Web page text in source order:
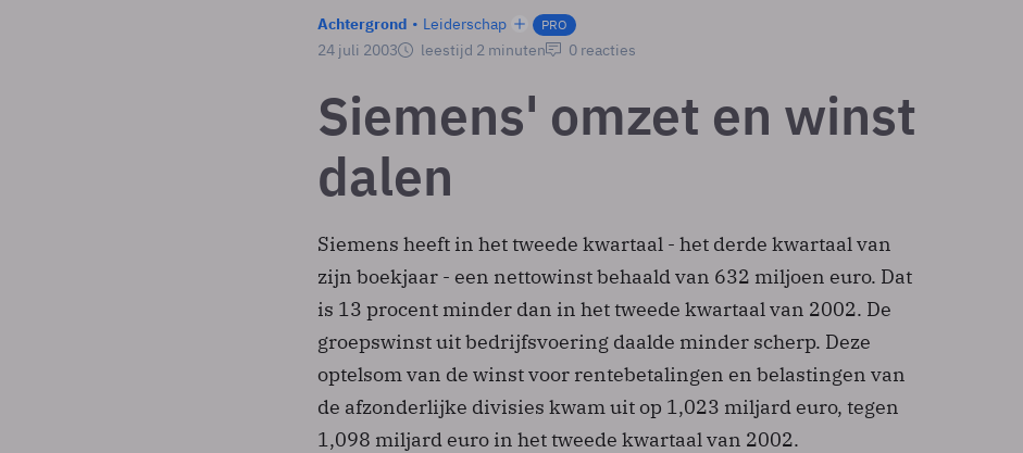
Achtergrond Leiderschap PRO
24 juli 2003 leestijd 2 minuten 0 reacties
Siemens' omzet en winst
dalen
Siemens heeft in het tweede kwartaal - het derde kwartaal van
zijn boekjaar - een nettowinst behaald van 632 miljoen euro. Dat
is 13 procent minder dan in het tweede kwartaal van 2002. De
groepswinst uit bedrijfsvoering daalde minder scherp. Deze
optelsom van de winst voor rentebetalingen en belastingen van
de afzonderlijke divisies kwam uit op 1,023 miljard euro, tegen
1,098 miljard euro in het tweede kwartaal van 2002.